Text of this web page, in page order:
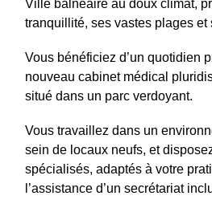
Ville balnéaire au doux climat,
tranquillité, ses vastes plages et
Vous bénéficiez d’un quotidien
nouveau cabinet médical
situé dans un parc verdoyant.
Vous travaillez dans un
sein de locaux neufs, et
spécialisés, adaptés à votre
l’assistance d’un secrétariat